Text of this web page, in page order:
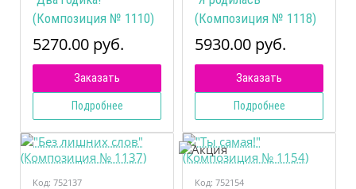
(Композиция № 1110)
5270.00 руб.
Заказать
Подробнее
(Композиция № 1118)
5930.00 руб.
Заказать
Подробнее
Код: 752137 Код: 752154